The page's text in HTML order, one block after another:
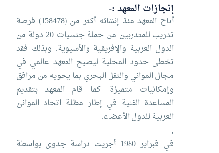
خريطة الموقع
إنجازات المعهد :-
أتاح المعهد منذ إنشائه أكثر من (158478) فرصة
تدريب للمتدربين من حملة جنسيات 20 دولة من
الدول العربية والإفريقية والأسيوية. وبذلك فقد
تخطى حدود المحلية ليصبح المعهد عالمي في
مجال المواني والنقل البحري بما يحويه من مرافق
وإمكانيات متميزة. كما قام المعهد بتقديم
المساعدة الفنية في إطار مظلة اتحاد الموانئ
العربية للدول الأعضاء.
,
في فبراير 1980 أجريت دراسة جدوى بواسطة